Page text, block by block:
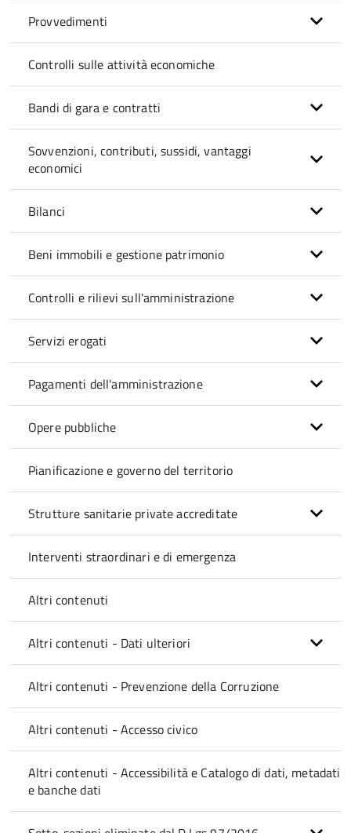
Provvedimenti
Controlli sulle attività economiche
Bandi di gara e contratti
Sovvenzioni, contributi, sussidi, vantaggi
economici
Bilanci
Beni immobili e gestione patrimonio
Controlli e rilievi sull'amministrazione
Servizi erogati
Pagamenti dell'amministrazione
Opere pubbliche
Pianificazione e governo del territorio
Strutture sanitarie private accreditate
Interventi straordinari e di emergenza
Altri contenuti
Altri contenuti - Dati ulteriori
Altri contenuti - Prevenzione della Corruzione
Altri contenuti - Accesso civico
Altri contenuti - Accessibilità e Catalogo di dati, metadati
e banche dati